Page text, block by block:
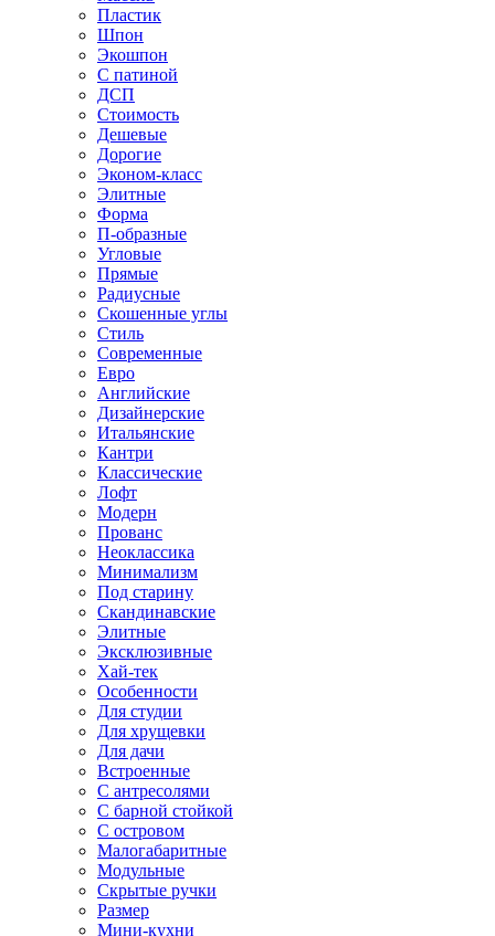
Пластик
Шпон
Экошпон
С патиной
ДСП
Стоимость
Дешевые
Дорогие
Эконом-класс
Элитные
Форма
П-образные
Угловые
Прямые
Радиусные
Скошенные углы
Стиль
Современные
Евро
Английские
Дизайнерские
Итальянские
Кантри
Классические
Лофт
Модерн
Прованс
Неоклассика
Минимализм
Под старину
Скандинавские
Элитные
Эксклюзивные
Хай-тек
Особенности
Для студии
Для хрущевки
Для дачи
Встроенные
С антресолями
С барной стойкой
С островом
Малогабаритные
Модульные
Скрытые ручки
Размер
Мини-кухни